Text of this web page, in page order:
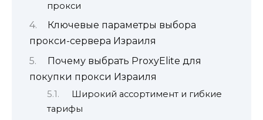
прокси
Ключевые параметры выбора
прокси-сервера Израиля
Почему выбрать ProxyElite для
покупки прокси Израиля
Широкий ассортимент и гибкие
тарифы